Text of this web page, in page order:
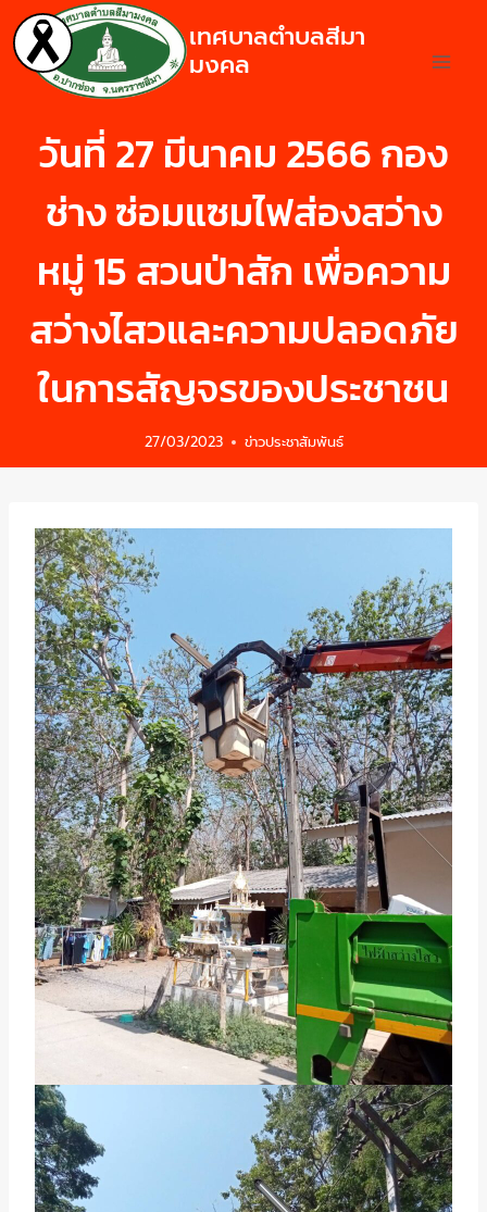
เทศบาลตำบลสีมา
มงคล
วันที่ 27 มีนาคม 2566 กอง
ช่าง ซ่อมแซมไฟส่องสว่าง
หมู่ 15 สวนป่าสัก เพื่อความ
สว่างไสวและความปลอดภัย
ในการสัญจรของประชาชน
27/03/2023 ข่าวประชาสัมพันธ์